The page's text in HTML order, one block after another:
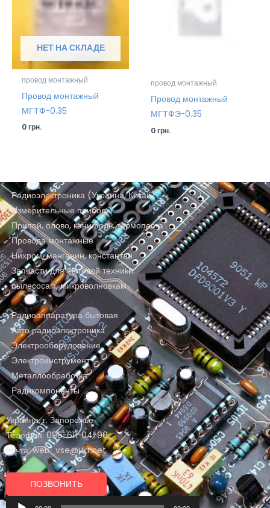
НЕТ НА СКЛАДЕ
провод монтажный
Провод монтажный
МГТФ-0.35
0грн.
провод монтажный
Провод монтажный
МГТФЭ-0.35
0грн.
Радиоэлектроника (Украина, Китай)
Измерительные приборы
Припой, олово, канифоль, термопаста
Провода монтажные
Нихром, манганин, константан
Запчасти для бытовой техники:
пылесосам, микроволновкам
Радиоаппаратура бытовая
Авто радиоэлектроника
Электрооборудование
Электроинструмент
Металлообработка
Радикомпоненты
Украина, г. Запорожье
Телефон: 096-611-04-90
почта: web_vse@ukr.net
ПОЗВОНИТЬ
Аудиоплеер